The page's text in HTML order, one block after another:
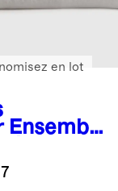
Ensembl
en lot